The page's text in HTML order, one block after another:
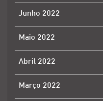
Junho 2022
Maio 2022
Abril 2022
Março 2022